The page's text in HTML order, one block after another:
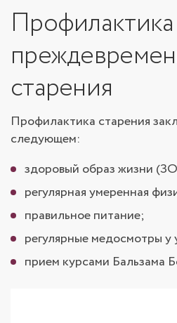
Профилактика
старения
Профилактика старения
следующем:
здоровый образ жизни
регулярная умеренная
правильное питание;
регулярные медосмотры у
прием курсами Бальзама